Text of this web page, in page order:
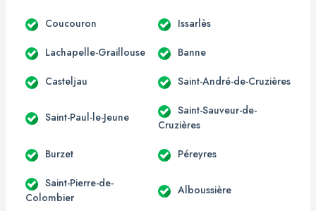
Coucouron Issarlès
Lachapelle-Graillouse Banne
Casteljau Saint-André-de-Cruzières
Saint-Paul-le-Jeune
Saint-Sauveur-de-
Cruzières
Burzet Péreyres
Saint-Pierre-de-
Colombier
Alboussière